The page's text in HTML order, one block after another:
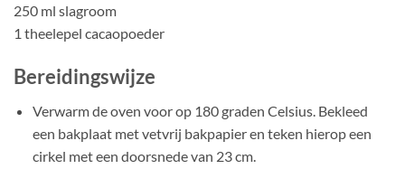
250 ml slagroom
1 theelepel cacaopoeder
Bereidingswijze
Verwarm de oven voor op 180 graden Celsius. Bekleed
een bakplaat met vetvrij bakpapier en teken hierop een
cirkel met een doorsnede van 23 cm.